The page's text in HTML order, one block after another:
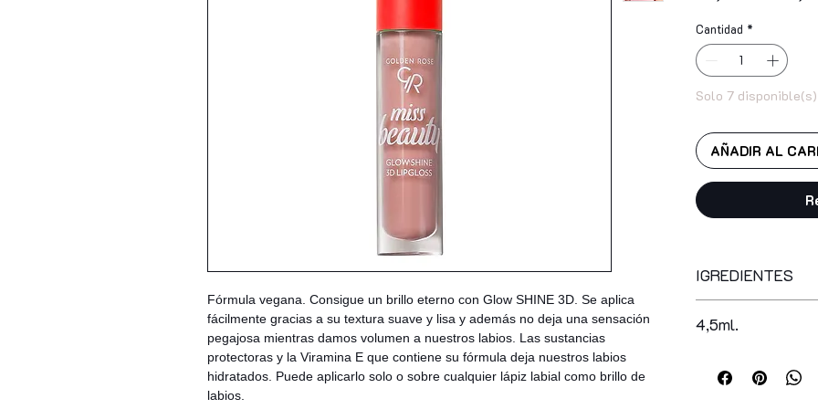
Fórmula vegana. Consigue un brillo eterno con Glow SHINE 3D. Se aplica
fácilmente gracias a su textura suave y lisa y además no deja una sensación
pegajosa mientras damos volumen a nuestros labios. Las sustancias
protectoras y la Viramina E que contiene su fórmula deja nuestros labios
hidratados. Puede aplicarlo solo o sobre cualquier lápiz labial como brillo de
labios.
Cantidad *
Solo 7 disponible(s)
AÑADIR AL
IGREDIENTES
stearate, silica
diisostearyl
tetraisostearate,
4,5ml.